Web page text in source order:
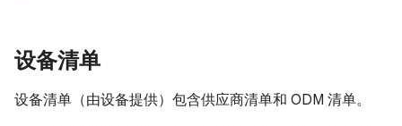
设备清单
设备清单（由设备提供）包含供应商清单和 ODM 清单。